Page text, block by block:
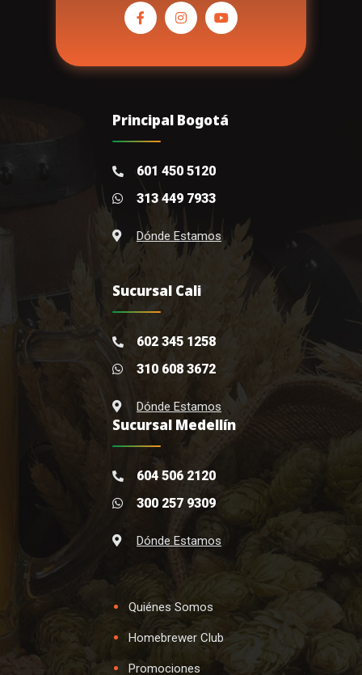
Principal Bogotá
601 450 5120
313 449 7933
Dónde Estamos
Sucursal Cali
602 345 1258
310 608 3672
Dónde Estamos
Sucursal Medellín
604 506 2120
300 257 9309
Dónde Estamos
Quiénes Somos
Homebrewer Club
Promociones